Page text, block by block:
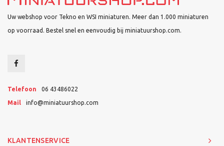
Uw webshop voor Tekno en WSI miniaturen. Meer dan 1.000 miniaturen
op voorraad. Bestel snel en eenvoudig bij miniatuurshop.com.
Telefoon 06 43486022
Mail info@miniatuurshop.com
KLANTENSERVICE